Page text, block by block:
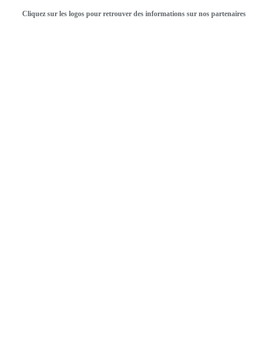
Cliquez sur les logos pour retrouver des informations sur nos partenaires